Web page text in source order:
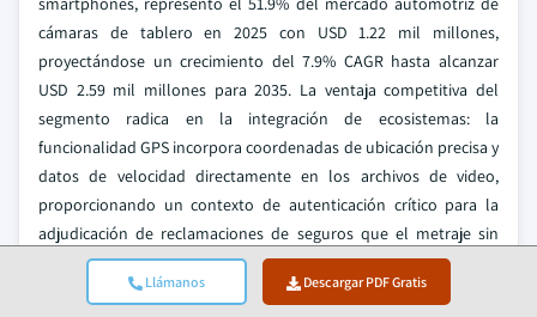
Llámanos Descargar PDF Gratis
cámaras de tablero en 2025 con USD 1.22 mil millones,
proyectándose un crecimiento del 7.9% CAGR hasta alcanzar
USD 2.59 mil millones para 2035. La ventaja competitiva del
segmento radica en la integración de ecosistemas: la
funcionalidad GPS incorpora coordenadas de ubicación precisa y
datos de velocidad directamente en los archivos de video,
proporcionando un contexto de autenticación crítico para la
adjudicación de reclamaciones de seguros que el metraje sin
verificación de ubicación no puede ofrecer. El modo de vigilancia
de estacionamiento está entre las características avanzadas más